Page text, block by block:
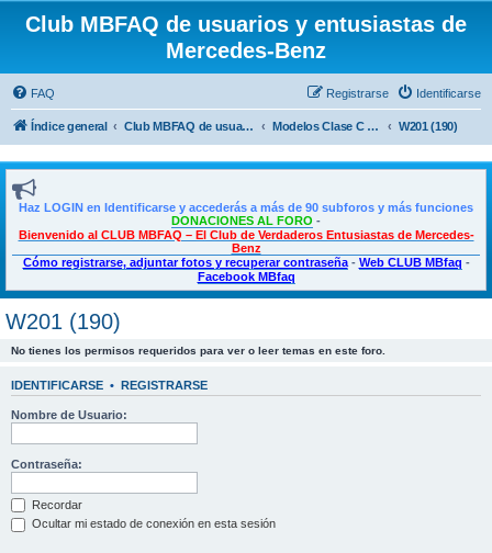
Club MBFAQ de usuarios y entusiastas de
Mercedes-Benz
FAQ Identificarse
Registrarse
Índice general Club MBFAQ de usuarios y entusiastas de Mercedes Benz Modelos Clase C - C Coupé - CLE W201 (190)
Haz LOGIN en Identificarse y accederás a más de 90 subforos y más funciones
DONACIONES AL FORO -
Bienvenido al CLUB MBFAQ – El Club de Verdaderos Entusiastas de Mercedes-
Benz
Cómo registrarse, adjuntar fotos y recuperar contraseña- Web CLUB MBfaq -
Facebook MBfaq
W201 (190)
No tienes los permisos requeridos para ver o leer temas en este foro.
IDENTIFICARSE • REGISTRARSE
Nombre de Usuario:
Contraseña:
Recordar
Ocultar mi estado de conexión en esta sesión